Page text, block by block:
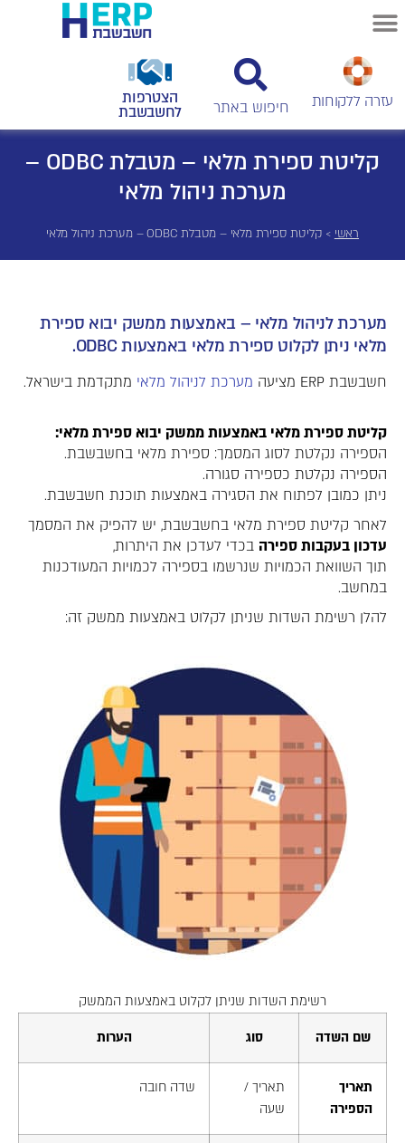
עזרה ללקוחות הצטרפות
לחשבשבת
קליטת ספירת מלאי – מטבלת ODBC –
מערכת ניהול מלאי
ראשי > קליטת ספירת מלאי – מטבלת ODBC – מערכת ניהול מלאי
מערכת לניהול מלאי – באמצעות ממשק יבוא ספירת
מלאי ניתן לקלוט ספירת מלאי באמצעות ODBC.
חשבשבת ERP מציעה מערכת לניהול מלאי מתקדמת בישראל.
קליטת ספירת מלאי באמצעות ממשק יבוא ספירת מלאי:
הספירה נקלטת לסוג המסמך: ספירת מלאי בחשבשבת.
הספירה נקלטת כספירה סגורה.
ניתן כמובן לפתוח את הסגירה באמצעות תוכנת חשבשבת.
לאחר קליטת ספירת מלאי בחשבשבת, יש להפיק את המסמך
עדכון בעקבות ספירה בכדי לעדכן את היתרות,
תוך השוואת הכמויות שנרשמו בספירה לכמויות המעודכנות
במחשב.
להלן רשימת השדות שניתן לקלוט באמצעות ממשק זה:
רשימת השדות שניתן לקלוט באמצעות הממשק
שם השדה סוג הערות
תאריך
הספירה
תאריך /
שעה
שדה חובה